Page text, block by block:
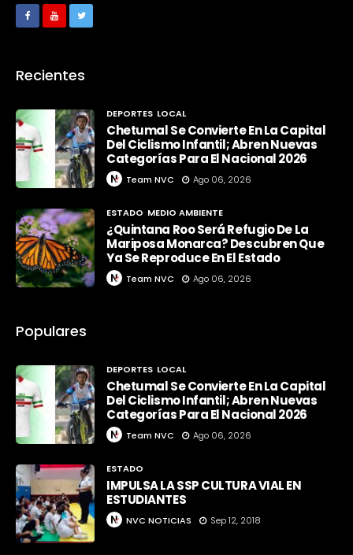
Recientes
DEPORTES LOCAL
Chetumal Se Convierte En La Capital
Del Ciclismo Infantil; Abren Nuevas
Categorías Para El Nacional 2026
Team NVC Ago 06, 2026
ESTADO MEDIO AMBIENTE
¿Quintana Roo Será Refugio De La
Mariposa Monarca? Descubren Que
Ya Se Reproduce En El Estado
Team NVC Ago 06, 2026
Populares
DEPORTES LOCAL
Chetumal Se Convierte En La Capital
Del Ciclismo Infantil; Abren Nuevas
Categorías Para El Nacional 2026
Team NVC Ago 06, 2026
ESTADO
IMPULSA LA SSP CULTURA VIAL EN
ESTUDIANTES
NVC NOTICIAS Sep 12, 2018